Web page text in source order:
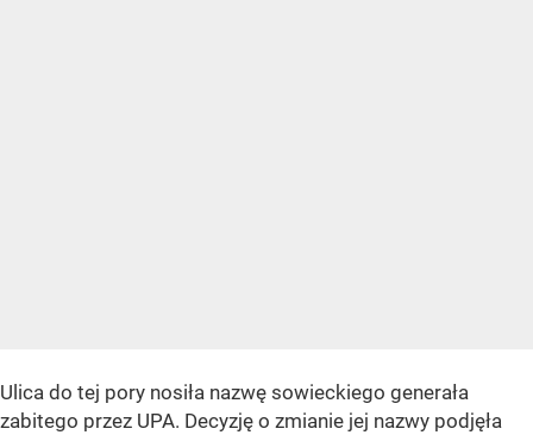
Ulica do tej pory nosiła nazwę sowieckiego generała
zabitego przez UPA. Decyzję o zmianie jej nazwy podjęła